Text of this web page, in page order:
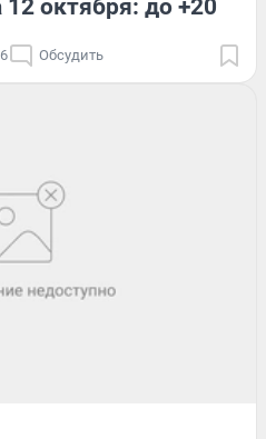
октября: до +20
Обсудить